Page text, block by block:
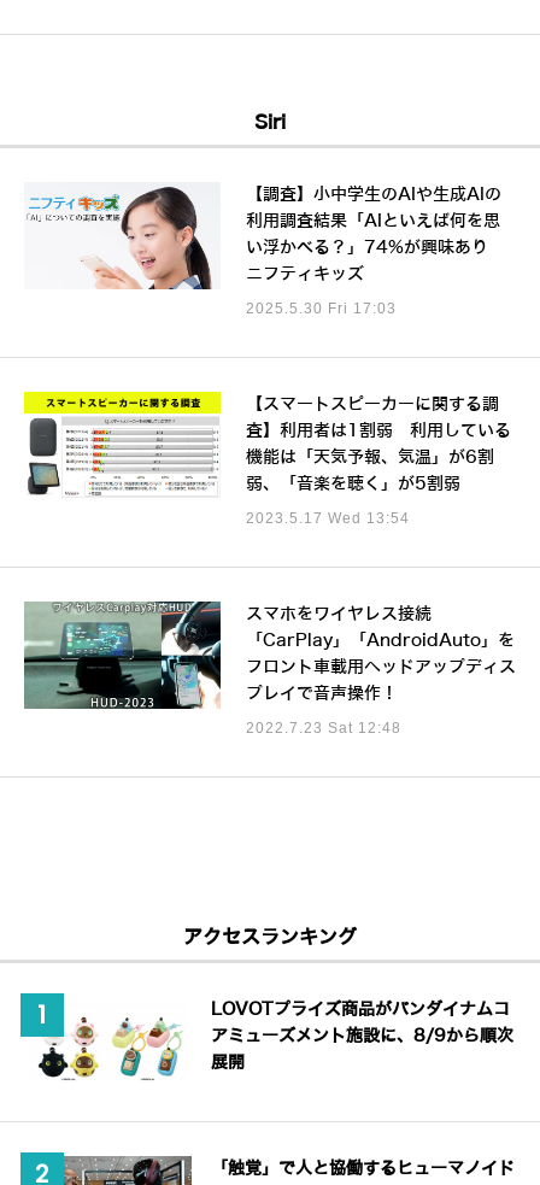
Siri
【調査】小中学生のAIや生成AIの
利用調査結果「AIといえば何を思
い浮かべる？」74%が興味あり
ニフティキッズ
2025.5.30 Fri 17:03
【スマートスピーカーに関する調
査】利用者は1割弱 利用している
機能は「天気予報、気温」が6割
弱、「音楽を聴く」が5割弱
2023.5.17 Wed 13:54
スマホをワイヤレス接続
「CarPlay」「AndroidAuto」を
フロント車載用ヘッドアップディス
プレイで音声操作！
2022.7.23 Sat 12:48
アクセスランキング
LOVOTプライズ商品がバンダイナムコ
アミューズメント施設に、8/9から順次
展開
「触覚」で人と協働するヒューマノイド